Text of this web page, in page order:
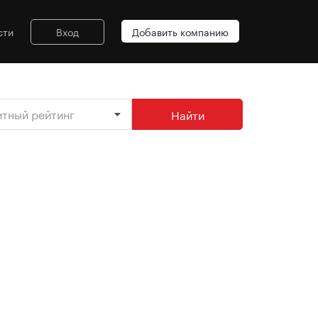
Вход Добавить компанию
рейтинг Найти